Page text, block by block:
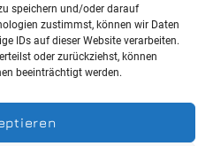
speichern und/oder darauf
zustimmst, können wir Daten
IDs auf dieser Website verarbeiten.
oder zurückziehst, können
beeinträchtigt werden.
Instagram
Facebook